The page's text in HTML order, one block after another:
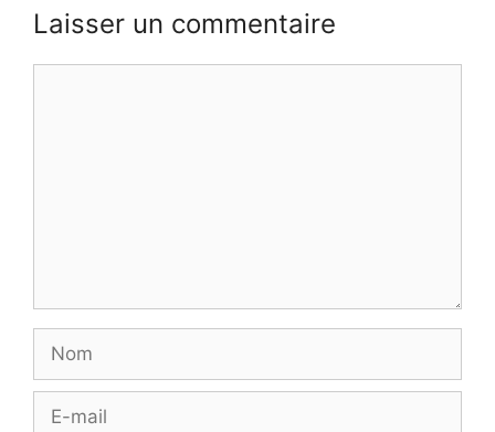
Laisser un commentaire
Nom